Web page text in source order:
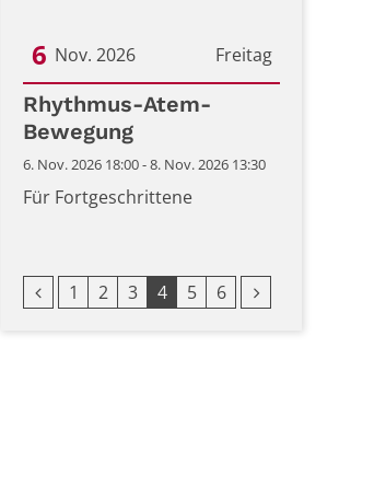
Freitag
6 Nov. 2026
Datum: 6. November 2026
Rhythmus-Atem-
Bewegung
6. Nov. 2026 18:00 - 8. Nov. 2026 13:30
Für Fortgeschrittene
Vorherige Seite
Erste Seite
1 2 3 4 5 6 Nächste Seite